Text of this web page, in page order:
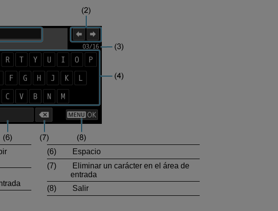
(6)
Espacio
(7)
Eliminar un carácter en el área de
entrada
(8)
Salir